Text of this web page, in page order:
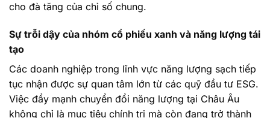
cho đà tăng của chỉ số chung.
Sự trỗi dậy của nhóm cổ phiếu xanh và năng lượng tái
tạo
Các doanh nghiệp trong lĩnh vực năng lượng sạch tiếp
tục nhận được sự quan tâm lớn từ các quỹ đầu tư ESG.
Việc đẩy mạnh chuyển đổi năng lượng tại Châu Âu
không chỉ là mục tiêu chính trị mà còn đang trở thành